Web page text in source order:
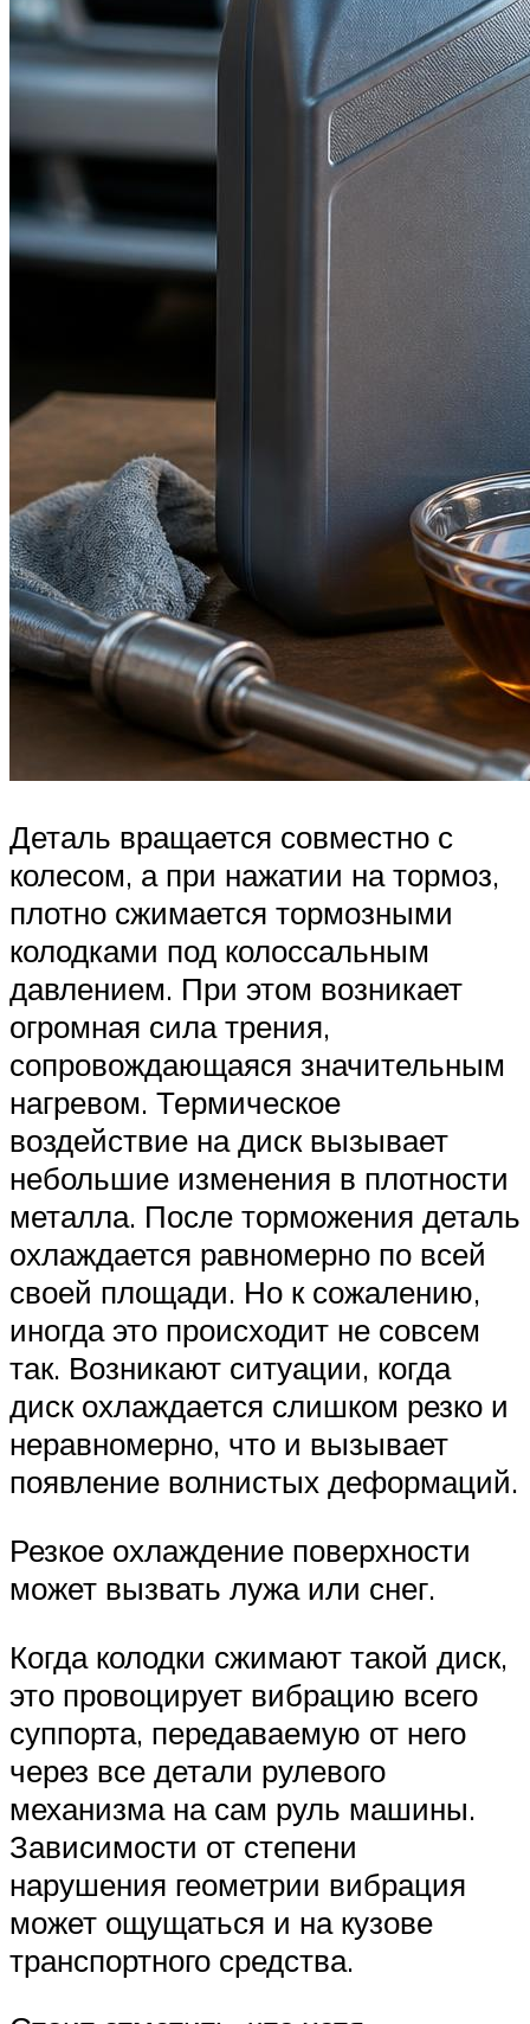
Деталь вращается совместно с
колесом, а при нажатии на тормоз,
плотно сжимается тормозными
колодками под колоссальным
давлением. При этом возникает
огромная сила трения,
сопровождающаяся значительным
нагревом. Термическое
воздействие на диск вызывает
небольшие изменения в плотности
металла. После торможения деталь
охлаждается равномерно по всей
своей площади. Но к сожалению,
иногда это происходит не совсем
так. Возникают ситуации, когда
диск охлаждается слишком резко и
неравномерно, что и вызывает
появление волнистых деформаций.
Резкое охлаждение поверхности
может вызвать лужа или снег.
Когда колодки сжимают такой диск,
это провоцирует вибрацию всего
суппорта, передаваемую от него
через все детали рулевого
механизма на сам руль машины.
Зависимости от степени
нарушения геометрии вибрация
может ощущаться и на кузове
транспортного средства.